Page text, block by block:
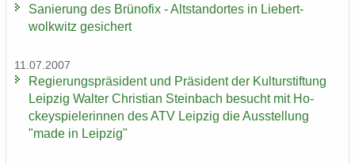
Sa­nie­rung des Brü­no­fix - Alt­stand­or­tes in Lie­bert­
wolkwitz ge­si­chert
11.07.2007
Re­gie­rungs­prä­si­dent und Prä­si­dent der Kul­tur­stif­tung
Leip­zig Wal­ter Chris­ti­an Stein­bach be­sucht mit Ho­
ckey­spie­le­rin­nen des ATV Leip­zig die Aus­stel­lung
"made in Leip­zig"